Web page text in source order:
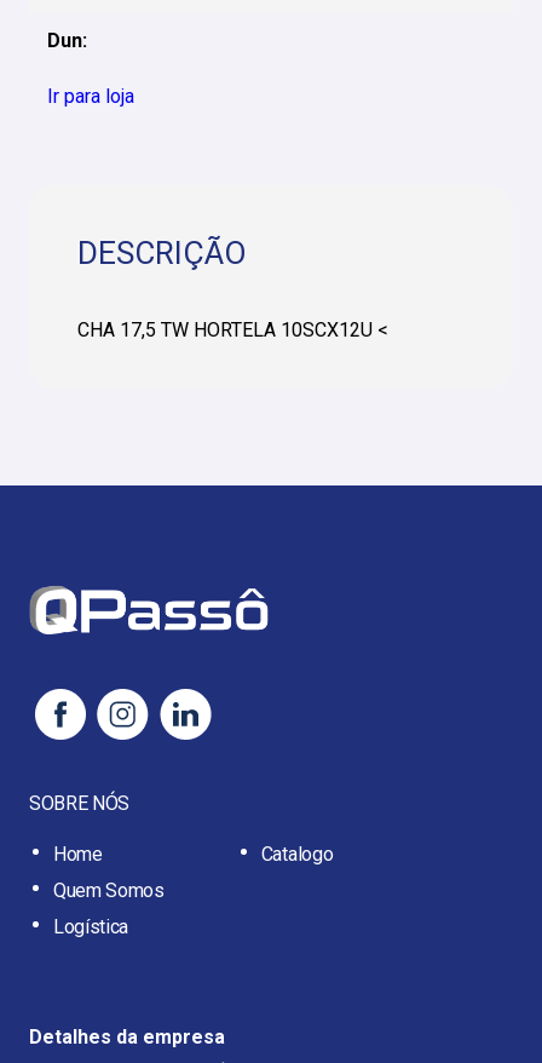
Dun:
Ir para loja
DESCRIÇÃO
CHA 17,5 TW HORTELA 10SCX12U <
SOBRE NÓS
Home
Quem Somos
Logística
Catalogo
Detalhes da empresa